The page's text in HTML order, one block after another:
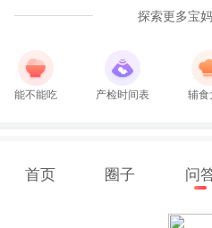
探索更多宝
能不能吃 产检时间表 辅食
首页 圈子 问